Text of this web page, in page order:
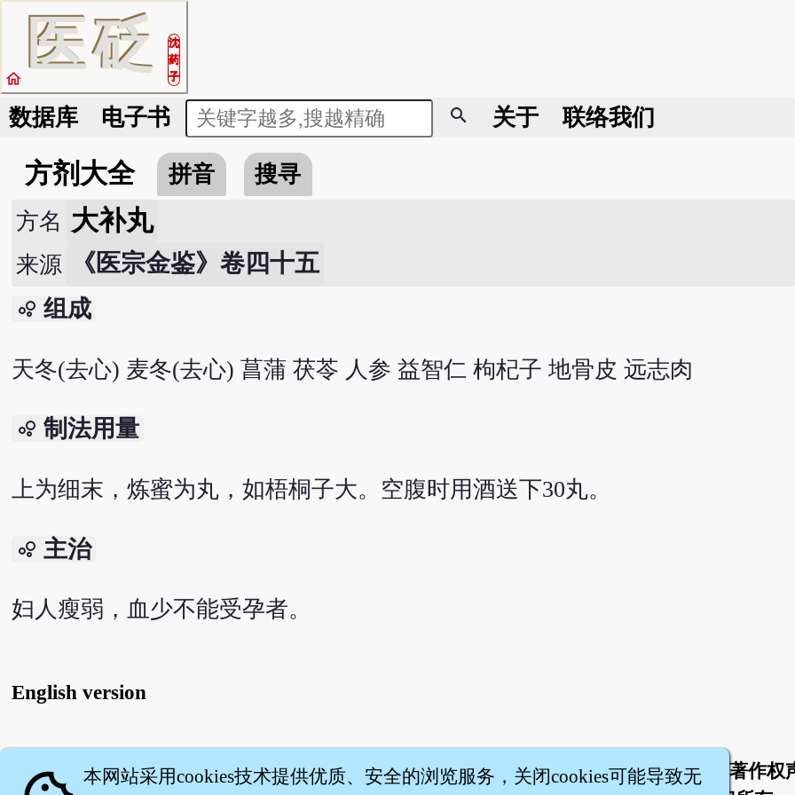
医砭
沈
药
子
home
数据库 电子书 search 关于 联络我们
方剂大全 拼音
搜寻
方名 大补丸
来源 《医宗金鉴》卷四十五
bubble_chart 组成
天冬(去心) 麦冬(去心) 菖蒲 茯苓 人参 益智仁 枸杞子 地骨皮 远志肉
bubble_chart 制法用量
上为细末，炼蜜为丸，如梧桐子大。空腹时用酒送下30丸。
bubble_chart 主治
妇人瘦弱，血少不能受孕者。
English version
关于 | 联络我们 服务条款 隐私权条款
著作权
本网站采用cookies技术提供优质、安全的浏览服务，关闭cookies可能导致无